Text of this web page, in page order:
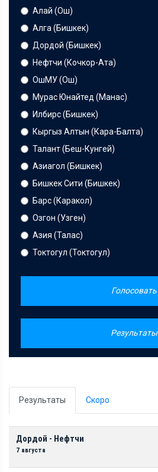
Алай (Ош)
Алга (Бишкек)
Дордой (Бишкек)
Нефтчи (Кочкор-Ата)
ОшМУ (Ош)
Мурас Юнайтед (Манас)
Илбирс (Бишкек)
Кыргыз Алтын (Кара-Балта)
Талант (Беш-Кунгей)
Азиагол (Бишкек)
Бишкек Сити (Бишкек)
Барс (Каракол)
Озгон (Узген)
Азия (Талас)
Токтогул (Токтогул)
Голосовать
Результаты
Результаты Скоро
Дордой - Нефтчи
7 августа